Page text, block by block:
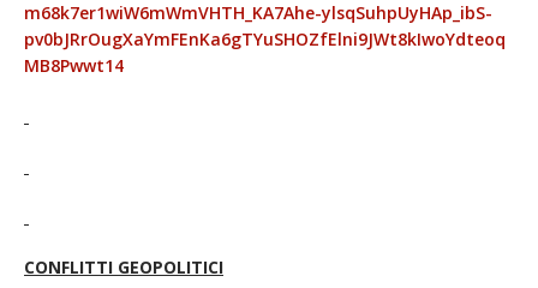
m68k7er1wiW6mWmVHTH_KA7Ahe-ylsqSuhpUyHAp_ibS-
pv0bJRrOugXaYmFEnKa6gTYuSHOZfElni9JWt8kIwoYdteoq
MB8Pwwt14
CONFLITTI GEOPOLITICI